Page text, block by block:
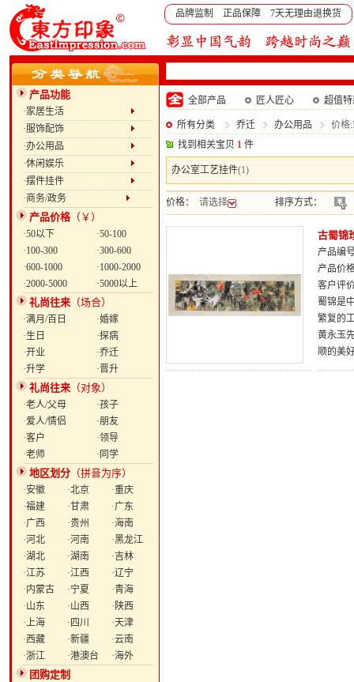
品牌监制 正品保障 7天无理由退换货
产品功能
·家居生活
·服饰配饰
·办公用品
·休闲娱乐
·摆件挂件
·商务/政务
产品价格（￥）
·50以下
·50-100
·100-300
·300-600
·600-1000
·1000-2000
·2000-5000
·5000以上
礼尚往来 （场合）
·满月/百日
·婚嫁
·生日
·探病
·开业
·乔迁
·升学
·晋升
礼尚往来 （对象）
·老人/父母
·孩子
·爱人/情侣
·朋友
·客户
·领导
·老师
·同学
地区划分 （拼音为序）
·安徽 ·北京
·重庆
·福建
·甘肃
·广东
·广西
·贵州
·海南
·河北
·河南
·黑龙江
·湖北
·湖南
·吉林
·江苏
·江西
·辽宁
·内蒙古
·宁夏
·青海
·山东
·山西
·陕西
·上海
·四川
·天津
·西藏
·新疆
·云南
·浙江
·港澳台 ·海外
团购定制
全部产品 匠人匠心 超值
所有分类 乔迁 办公用品
价格
找到相关宝贝 1 件
办公室工艺挂件(1)
价格： 请选择 排序方式：
古蜀锦
产品编
产品价
客户评
蜀锦是
繁复的
黄永玉
顺的美